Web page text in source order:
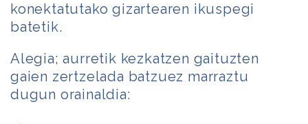
konektatutako gizartearen ikuspegi
batetik.
Alegia; aurretik kezkatzen gaituzten
gaien zertzelada batzuez marraztu
dugun orainaldia: